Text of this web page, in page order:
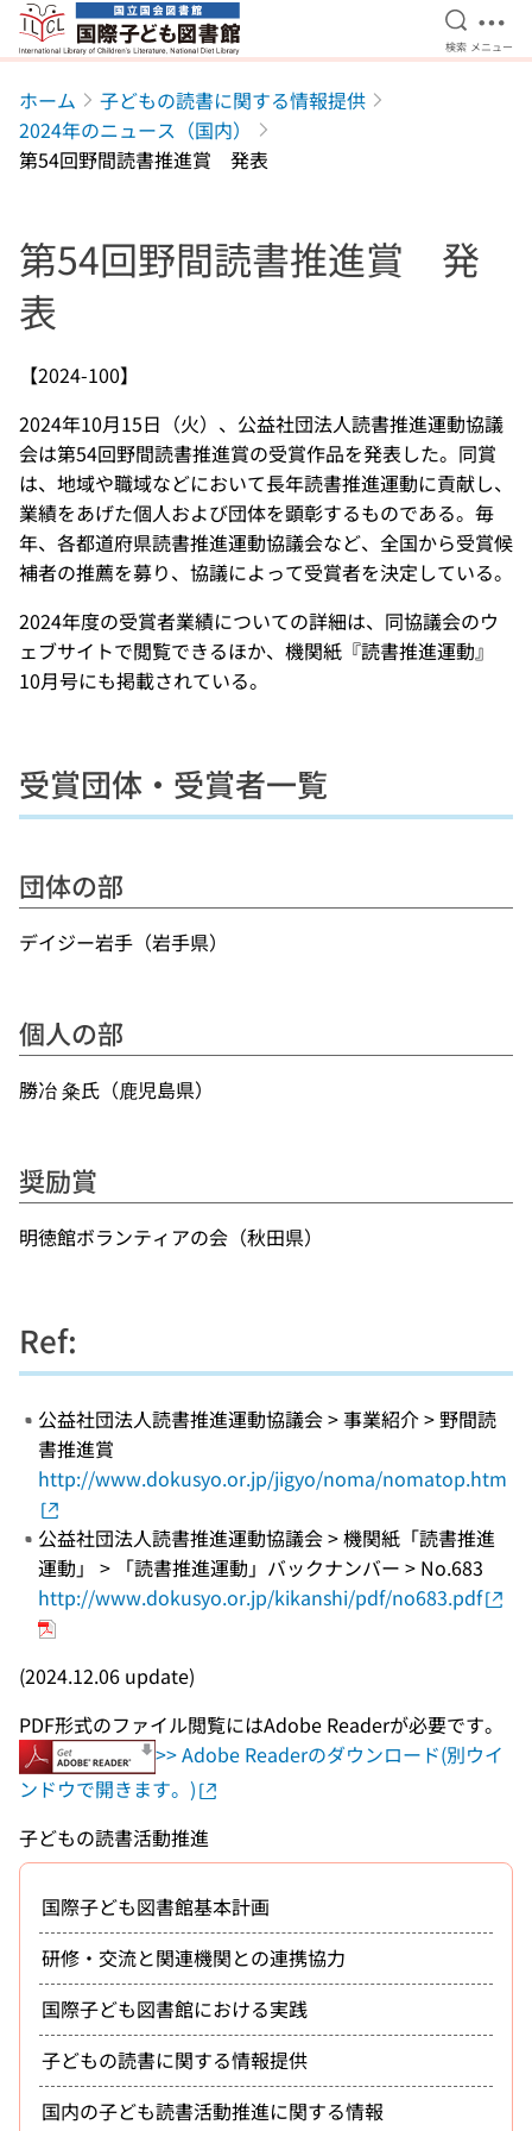
本文へ移動
検索を
検索 メ
メニュー
ホーム
子どもの読書に関する情報提供
2024年のニュース（国内）
第54回野間読書推進賞 発表
第54回野間読書推進賞 発
表
【2024-100】
2024年10月15日（火）、公益社団法人読書推進運動協議
会は第54回野間読書推進賞の受賞作品を発表した。同賞
は、地域や職域などにおいて長年読書推進運動に貢献し、
業績をあげた個人および団体を顕彰するものである。毎
年、各都道府県読書推進運動協議会など、全国から受賞候
補者の推薦を募り、協議によって受賞者を決定している。
2024年度の受賞者業績についての詳細は、同協議会のウ
ェブサイトで閲覧できるほか、機関紙『読書推進運動』
10月号にも掲載されている。
受賞団体・受賞者一覧
団体の部
デイジー岩手（岩手県）
個人の部
勝冶 粂氏（鹿児島県）
奨励賞
明徳館ボランティアの会（秋田県）
Ref:
公益社団法人読書推進運動協議会 > 事業紹介 > 野間読
書推進賞
http://www.dokusyo.or.jp/jigyo/noma/nomatop.htm
公益社団法人読書推進運動協議会 > 機関紙「読書推進
運動」 > 「読書推進運動」バックナンバー > No.683
http://www.dokusyo.or.jp/kikanshi/pdf/no683.pdf
(2024.12.06 update)
PDF形式のファイル閲覧にはAdobe Readerが必要です。
>> Adobe Readerのダウンロード(別ウイ
ンドウで開きます。)
子どもの読書活動推進
国際子ども図書館基本計画
研修・交流と関連機関との連携協力
国際子ども図書館における実践
子どもの読書に関する情報提供
国内の子ども読書活動推進に関する情報